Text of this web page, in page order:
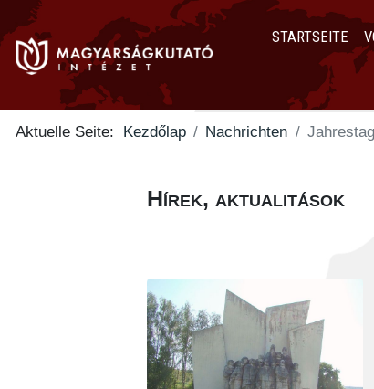
STARTSEITE
Aktuelle Seite: Kezdőlap Nachrichten
Hírek, aktualitások